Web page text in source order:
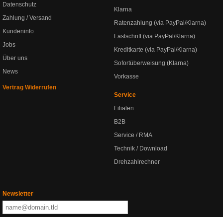
Datenschutz
Zahlung / Versand
Kundeninfo
Jobs
Über uns
News
Vertrag Widerrufen
Klarna
Ratenzahlung (via PayPal/Klarna)
Lastschrift (via PayPal/Klarna)
Kreditkarte (via PayPal/Klarna)
Sofortüberweisung (Klarna)
Vorkasse
Service
Filialen
B2B
Service / RMA
Technik / Download
Drehzahlrechner
Newsletter